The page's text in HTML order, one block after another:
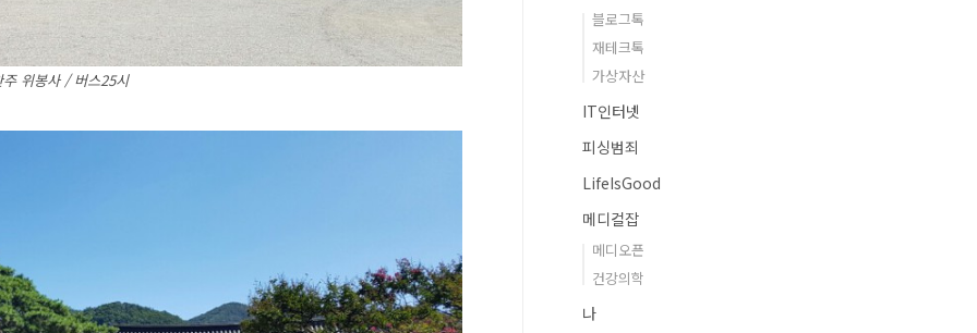
위봉사 / 버스25시
블로그톡
재테크톡
가상자산
IT인터넷
피싱범죄
LifeIsGood
메디컬잡
메디오픈
건강의학
나